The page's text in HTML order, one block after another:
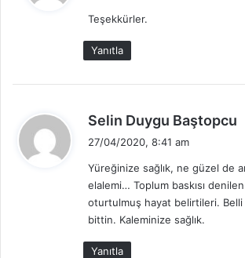
Teşekkürler.
Yanıtla
Selin Duygu Baştopcu
i
k
i
27/04/2020, 8:41 am
Yüreğinize sağlık, ne güzel de
elalemi… Toplum baskısı
oturtulmuş hayat belirtileri. Belli
bittin. Kaleminize sağlık.
Yanıtla